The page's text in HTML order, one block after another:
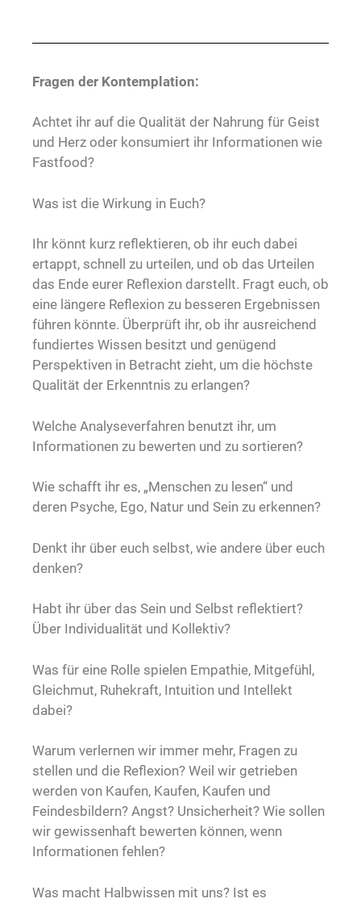
Fragen der Kontemplation:
Achtet ihr auf die Qualität der Nahrung für Geist
und Herz oder konsumiert ihr Informationen wie
Fastfood?
Was ist die Wirkung in Euch?
Ihr könnt kurz reflektieren, ob ihr euch dabei
ertappt, schnell zu urteilen, und ob das Urteilen
das Ende eurer Reflexion darstellt. Fragt euch, ob
eine längere Reflexion zu besseren Ergebnissen
führen könnte. Überprüft ihr, ob ihr ausreichend
fundiertes Wissen besitzt und genügend
Perspektiven in Betracht zieht, um die höchste
Qualität der Erkenntnis zu erlangen?
Welche Analyseverfahren benutzt ihr, um
Informationen zu bewerten und zu sortieren?
Wie schafft ihr es, „Menschen zu lesen“ und
deren Psyche, Ego, Natur und Sein zu erkennen?
Denkt ihr über euch selbst, wie andere über euch
denken?
Habt ihr über das Sein und Selbst reflektiert?
Über Individualität und Kollektiv?
Was für eine Rolle spielen Empathie, Mitgefühl,
Gleichmut, Ruhekraft, Intuition und Intellekt
dabei?
Warum verlernen wir immer mehr, Fragen zu
stellen und die Reflexion? Weil wir getrieben
werden von Kaufen, Kaufen, Kaufen und
Feindesbildern? Angst? Unsicherheit? Wie sollen
wir gewissenhaft bewerten können, wenn
Informationen fehlen?
Was macht Halbwissen mit uns? Ist es